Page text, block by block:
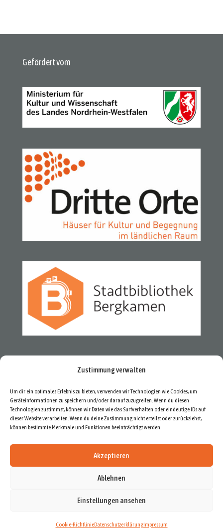
Zustimmung verwalten
Um dir ein optimales Erlebnis zu bieten, verwenden wir Technologien wie Cookies, um
Geräteinformationen zu speichern und/oder darauf zuzugreifen. Wenn du diesen
Technologien zustimmst, können wir Daten wie das Surfverhalten oder eindeutige IDs auf
dieser Website verarbeiten. Wenn du deine Zustimmung nicht erteilst oder zurückziehst,
können bestimmte Merkmale und Funktionen beeinträchtigt werden.
Akzeptieren
Ablehnen
Einstellungen ansehen
Cookie-RichtlinieDatenschutzerklärungImpressum
Gefördert vom
Datenschutzerklärung
Cookie-Richtlinie (EU)